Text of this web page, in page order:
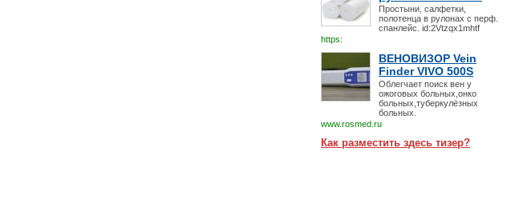
Простыни, салфетки,
полотенца в рулонах с перф.
спанлейс. id:2Vtzqx1mhtf
https:
ВЕНОВИЗОР Vein
Finder VIVO 500S
Облегчает поиск вен у
ожоговых больных,онко
больных,туберкулёзных
больных.
www.rosmed.ru
Как разместить здесь тизер?